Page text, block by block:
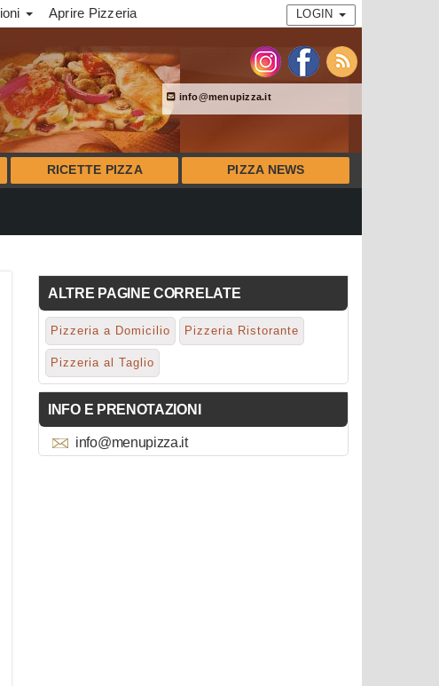
Aprire Pizzeria LOGIN
info@menupizza.it
RICETTE PIZZA PIZZA NEWS
ALTRE PAGINE CORRELATE
Pizzeria a Domicilio Pizzeria Ristorante
Pizzeria al Taglio
INFO E PRENOTAZIONI
info@menupizza.it